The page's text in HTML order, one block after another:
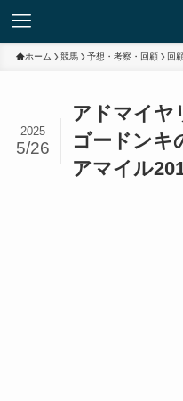
ホーム 競馬 予想・考察・回顧 回
アドマイヤ
ゴードンキ
アマイル
2025
5/26